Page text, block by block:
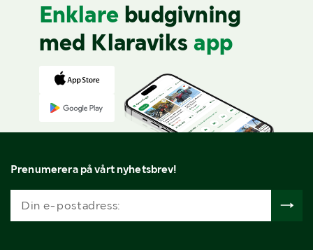
Enklare budgivning
med Klaraviks app
Prenumerera på vårt nyhetsbrev!